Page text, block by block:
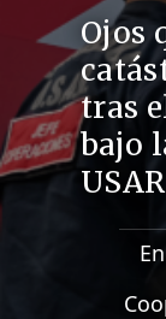
Ojos
tras
bajo
USAR